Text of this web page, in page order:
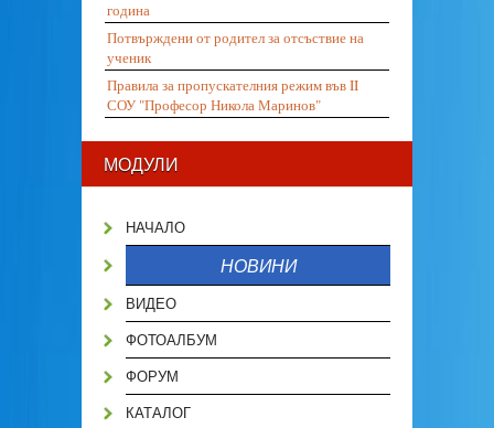
година
Потвърждени от родител за отсъствие на
ученик
Правила за пропускателния режим във II
СОУ "Професор Никола Маринов"
МОДУЛИ
НАЧАЛО
НОВИНИ
ВИДЕО
ФОТОАЛБУМ
ФОРУМ
КАТАЛОГ